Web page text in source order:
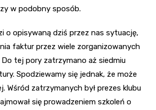
w podobny sposób.
o opisywaną dziś przez nas sytuację,
faktur przez wiele zorganizowanych
tej pory zatrzymano aż siedmiu
Spodziewamy się jednak, że może
Wśród zatrzymanych był prezes klubu
się prowadzeniem szkoleń o